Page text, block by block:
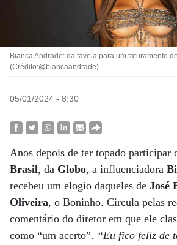
Bianca Andrade: da favela para um faturamento
(Crédito:@biancaandrade)
05/01/2024 - 8:30
Anos depois de ter topado participar
Brasil, da Globo, a influenciadora
recebeu um elogio daqueles de José
Oliveira, o Boninho. Circula pelas
comentário do diretor em que ele
como “um acerto”. “Eu fico feliz de